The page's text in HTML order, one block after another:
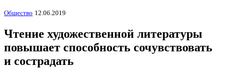
Общество 12.06.2019
Чтение художественной литературы
повышает способность сочувствовать
и сострадать